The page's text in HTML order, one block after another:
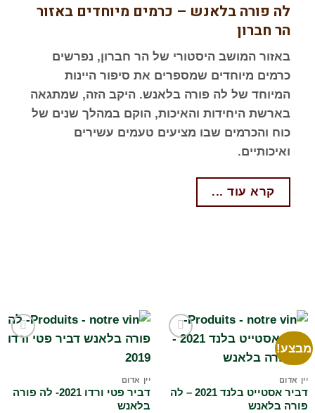
לה פורה בלאנש – כרמים מיוחדים באזור
הר חברון
באזור המושב היסטורי של הר חברון, נפרשים
כרמים מיוחדים שמספרים את סיפור היינות
המיוחד של לה פורה בלאנש. היקב הזה, שמתגאה
בארשת היחידות והאיכות, הוקם במהלך שנים של
כוח והכרמים שבו מציעים טעמים עשירים
ואיכותיים.
קרא עוד ...
מבצע!
יין אדום
דביר אסטייט בלנד 2021 – לה
פורה בלאנש
יין אדום
דביר פטי ורדו 2021- לה פורה
בלאנש